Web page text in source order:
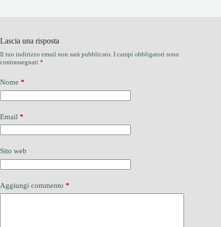
Lascia una risposta
Il tuo indirizzo email non sarà pubblicato. I campi obbligatori sono
contrassegnati *
Nome *
Email *
Sito web
Aggiungi commento *